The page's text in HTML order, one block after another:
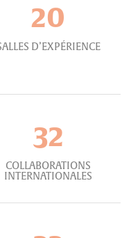
20
D’EXPÉRIENCE
32
COLLABORATIONS
INTERNATIONALES